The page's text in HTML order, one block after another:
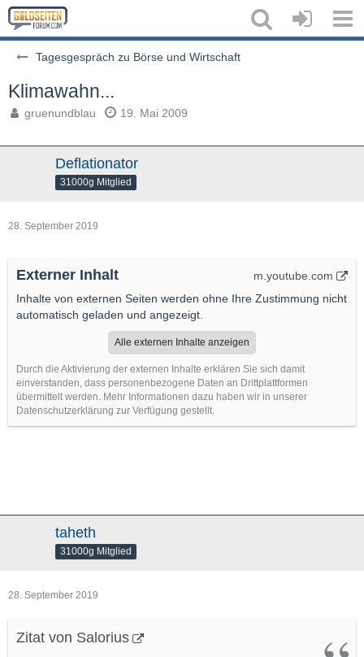
Tagesgespräch zu Börse und Wirtschaft
Klimawahn...
gruenundblau 19. Mai 2009
Deflationator
31000g Mitglied
28. September 2019
Externer Inhalt
m.youtube.com
Inhalte von externen Seiten werden ohne Ihre Zustimmung nicht
automatisch geladen und angezeigt.
Alle externen Inhalte anzeigen
Durch die Aktivierung der externen Inhalte erklären Sie sich damit
einverstanden, dass personenbezogene Daten an Drittplattformen
übermittelt werden. Mehr Informationen dazu haben wir in unserer
Datenschutzerklärung zur Verfügung gestellt.
taheth
31000g Mitglied
28. September 2019
Zitat von Salorius